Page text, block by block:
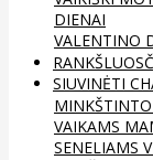
DIENAI
VALENTINO
SIUVINĖTI
VAIKAMS
SENELIAMS